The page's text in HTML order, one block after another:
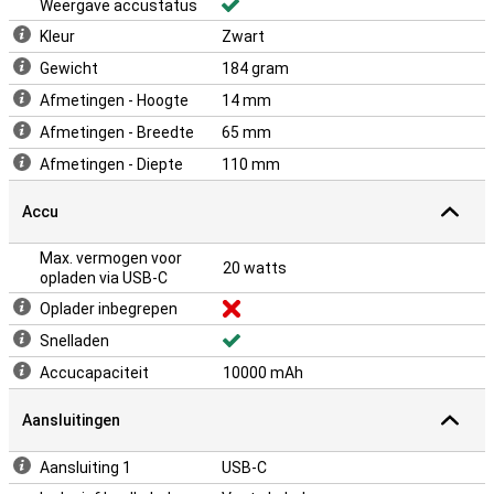
Weergave accustatus
Kleur
Zwart
Gewicht
184 gram
Afmetingen - Hoogte
14 mm
Afmetingen - Breedte
65 mm
Afmetingen - Diepte
110 mm
Accu
Max. vermogen voor
opladen via USB-C
20 watts
Oplader inbegrepen
Snelladen
Accucapaciteit
10000 mAh
Aansluitingen
Aansluiting 1
USB-C